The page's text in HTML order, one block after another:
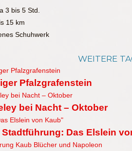
3 bis 5 Std.
15 km
Schuhwerk
WEITERE
Pfalzgrafenstein
bei Nacht – Oktober
Stadtführung: Das Elslein